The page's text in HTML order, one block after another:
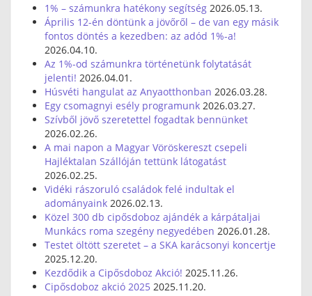
1% – számunkra hatékony segítség 2026.05.13.
Április 12-én döntünk a jövőről – de van egy másik
fontos döntés a kezedben: az adód 1%-a!
2026.04.10.
Az 1%-od számunkra történetünk folytatását
jelenti! 2026.04.01.
Húsvéti hangulat az Anyaotthonban 2026.03.28.
Egy csomagnyi esély programunk 2026.03.27.
Szívből jövő szeretettel fogadtak bennünket
2026.02.26.
A mai napon a Magyar Vöröskereszt csepeli
Hajléktalan Szállóján tettünk látogatást
2026.02.25.
Vidéki rászoruló családok felé indultak el
adományaink 2026.02.13.
Közel 300 db cipősdoboz ajándék a kárpátaljai
Munkács roma szegény negyedében 2026.01.28.
Testet öltött szeretet – a SKA karácsonyi koncertje
2025.12.20.
Kezdődik a Cipősdoboz Akció! 2025.11.26.
Cipősdoboz akció 2025 2025.11.20.